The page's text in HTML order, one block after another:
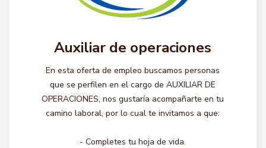
Auxiliar de operaciones
En esta oferta de empleo buscamos personas
que se perfilen en el cargo de AUXILIAR DE
OPERACIONES, nos gustaría acompañarte en tu
camino laboral, por lo cual te invitamos a que:
- Completes tu hoja de vida.